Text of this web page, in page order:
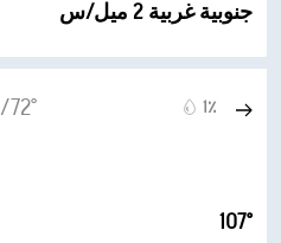
جنوبية غربية 2 ميل/س
/72° 1٪
107°